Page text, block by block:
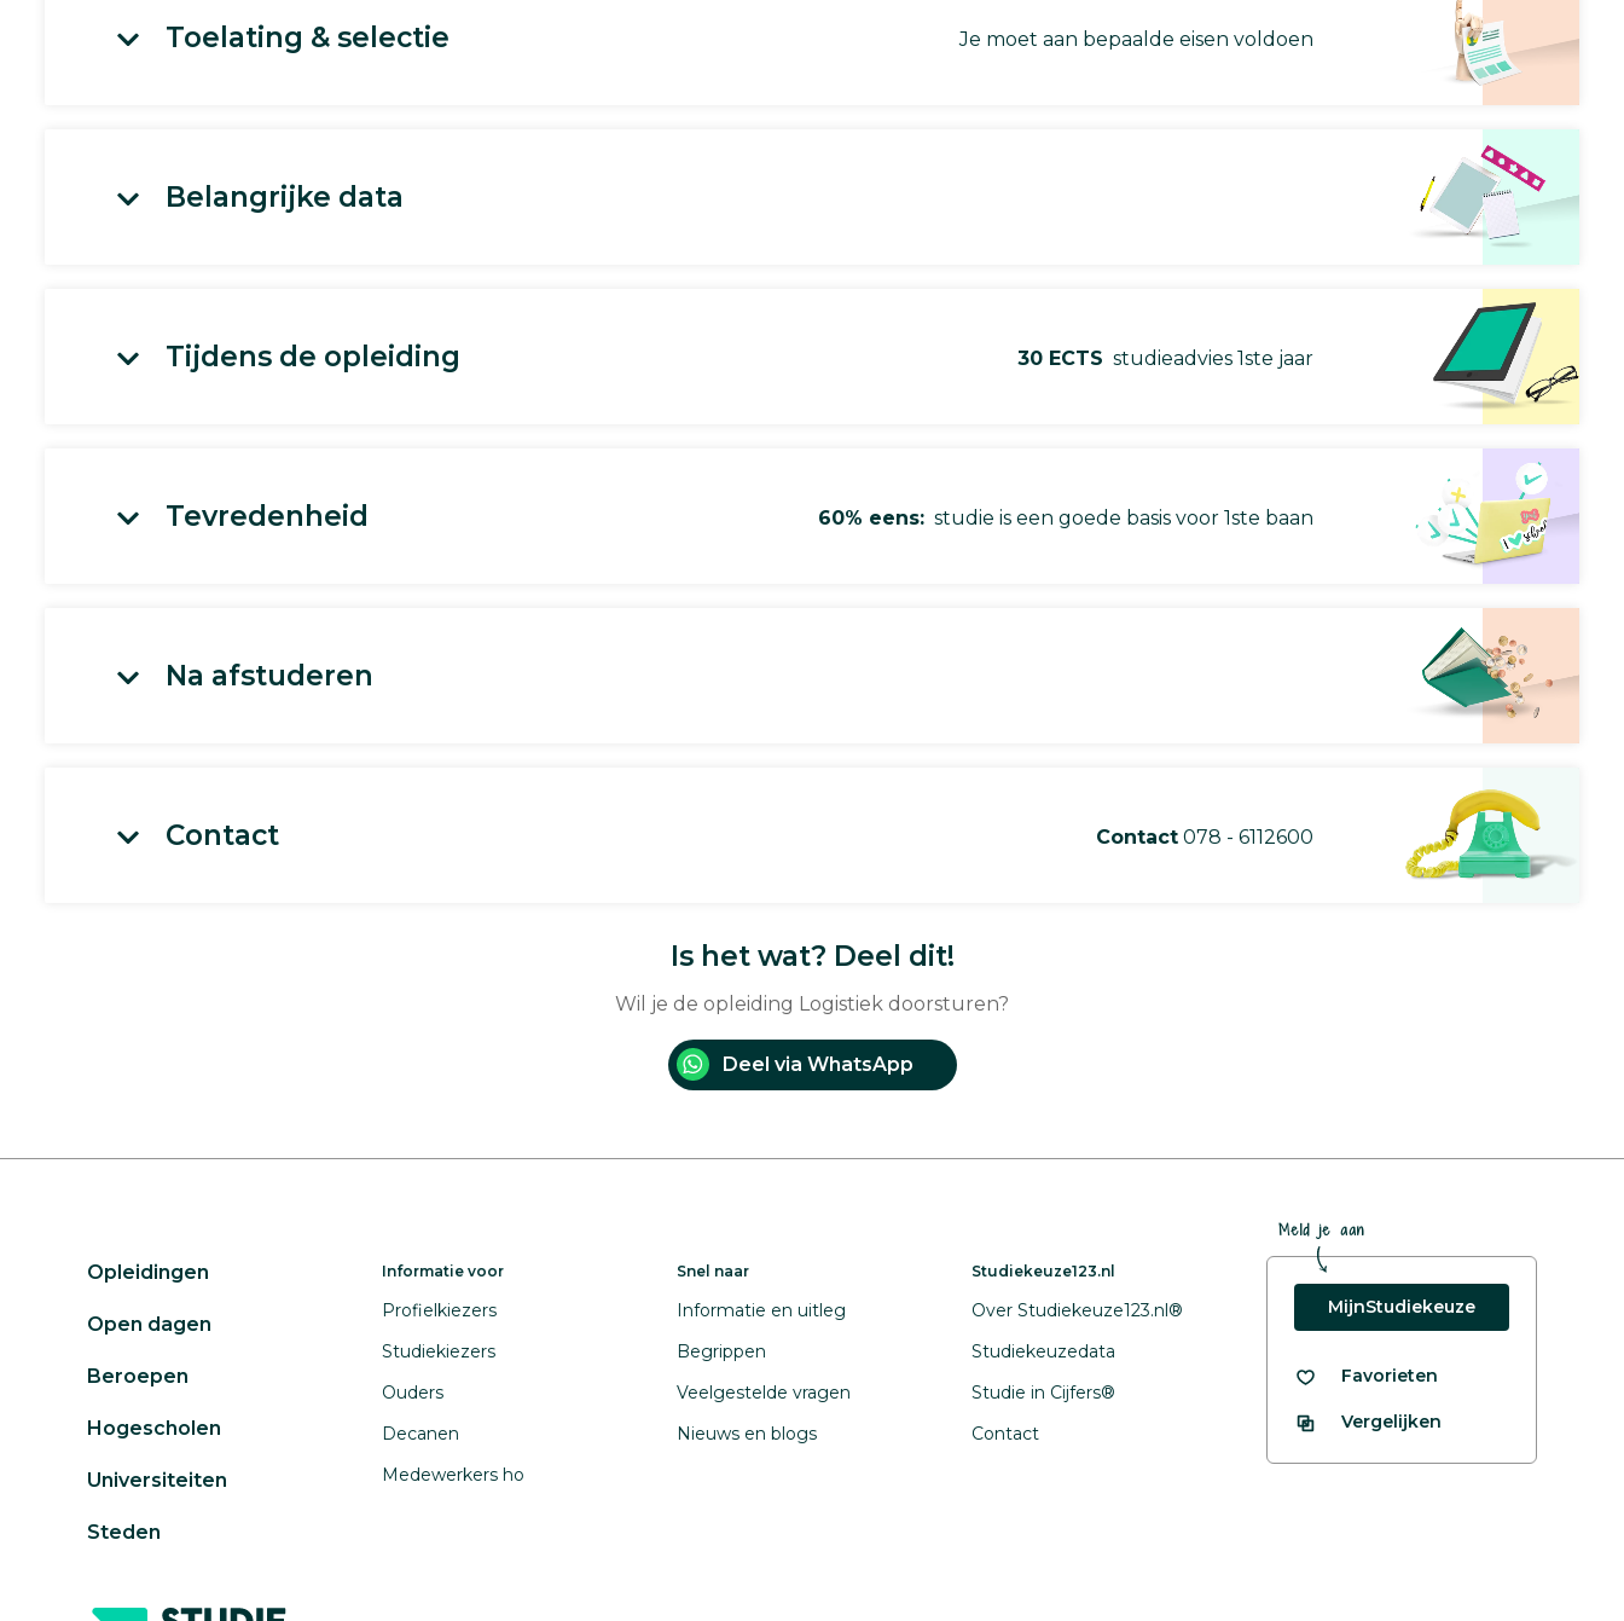
Toelating & selectie Je moet aan bepaalde eisen voldoen
Belangrijke data
Tijdens de opleiding 30 ECTS studieadvies 1ste jaar
Tevredenheid 60% eens: studie is een goede basis voor 1ste baan
Na afstuderen
Contact Contact 078 - 6112600
Is het wat? Deel dit!
Wil je de opleiding Logistiek doorsturen?
Deel via WhatsApp
Opleidingen
Open dagen
Beroepen
Hogescholen
Universiteiten
Steden
Informatie voor
Profielkiezers
Studiekiezers
Ouders
Decanen
Medewerkers ho
Snel naar
Informatie en uitleg
Begrippen
Veelgestelde vragen
Nieuws en blogs
Studiekeuze123.nl
Over Studiekeuze123.nl®
Studiekeuzedata
Studie in Cijfers®
Contact
Meld je aan
MijnStudiekeuze
Favorieten
Vergelijken